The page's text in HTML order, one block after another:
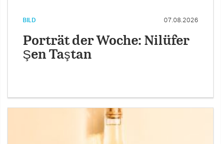
BILD 07.08.2026
Porträt der Woche: Nilüfer
Şen Taştan